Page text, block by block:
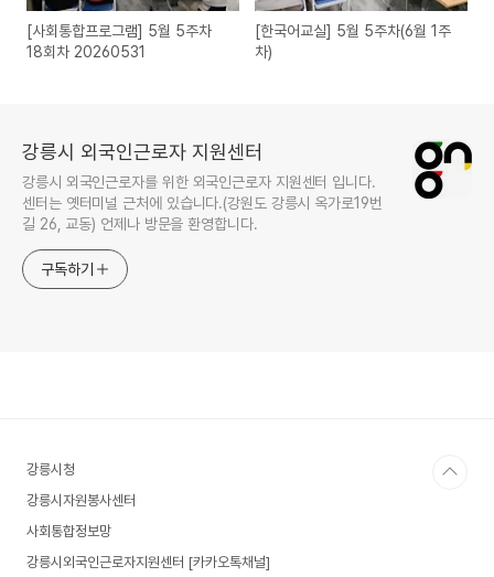
[사회통합프로그램] 5월 5주차
18회차 20260531
[한국어교실] 5월 5주차(6월 1주
차)
강릉시 외국인근로자 지원센터
강릉시 외국인근로자를 위한 외국인근로자 지원센터 입니다.
센터는 옛터미널 근처에 있습니다.(강원도 강릉시 옥가로19번
길 26, 교동) 언제나 방문을 환영합니다.
구독하기
강릉시청
강릉시자원봉사센터
사회통합정보망
강릉시외국인근로자지원센터 [카카오톡채널]